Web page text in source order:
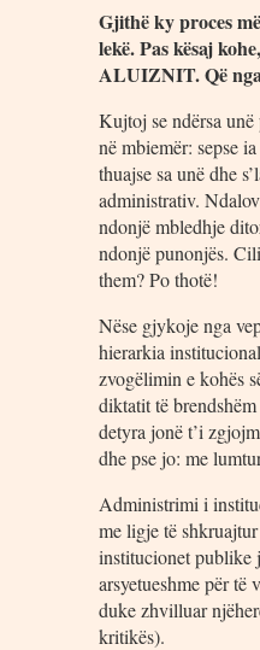
Gjithë ky proces
lekë. Pas kësaj
ALUIZNIT. Që
Kujtoj se ndërsa
në mbiemër: sepse
thuajse sa unë dhe
administrativ.
ndonjë mbledhje
ndonjë punonjës.
them? Po thotë!
Nëse gjykoje nga
hierarkia
zvogëlimin e kohës
diktatit të
detyra jonë t’i
dhe pse jo: me
Administrimi i
me ligje të
institucionet publike
arsyetueshme për të
duke zhvilluar
kritikës).